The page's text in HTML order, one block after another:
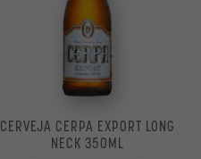
CERVEJA CERPA EXPORT LONG
NECK 350ML